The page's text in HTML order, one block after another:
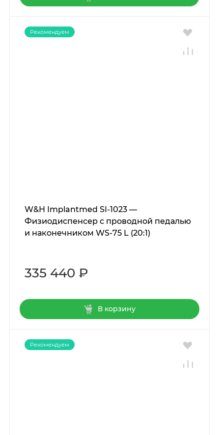
Рекомендуем
W&H Implantmed SI-1023 —
Физиодиспенсер с проводной педалью
и наконечником WS-75 L (20:1)
335 440 ₽
В корзину
Рекомендуем